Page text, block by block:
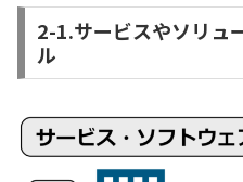
2-1.サービスやソリュ
ル